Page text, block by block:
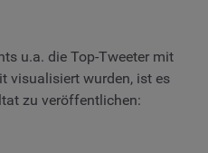
u.a. die Top-Tweeter mit
visualisiert wurden, ist es
zu veröffentlichen: